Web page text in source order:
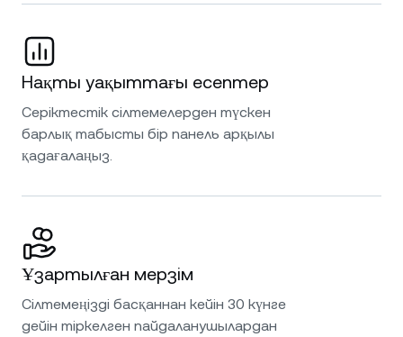
Нақты уақыттағы есептер
Серіктестік сілтемелерден түскен
барлық табысты бір панель арқылы
қадағалаңыз.
Ұзартылған мерзім
Сілтемеңізді басқаннан кейін 30 күнге
дейін тіркелген пайдаланушылардан